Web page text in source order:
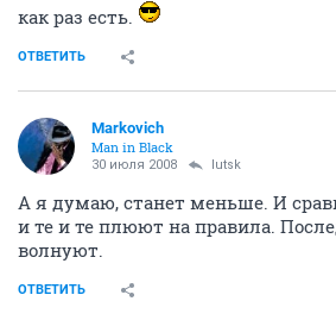
как раз есть.
ОТВЕТИТЬ
Markovich
Man in Black
30 июля 2008 lutsk
А я думаю, станет меньше. И
и те и те плюют на правила.
волнуют.
ОТВЕТИТЬ